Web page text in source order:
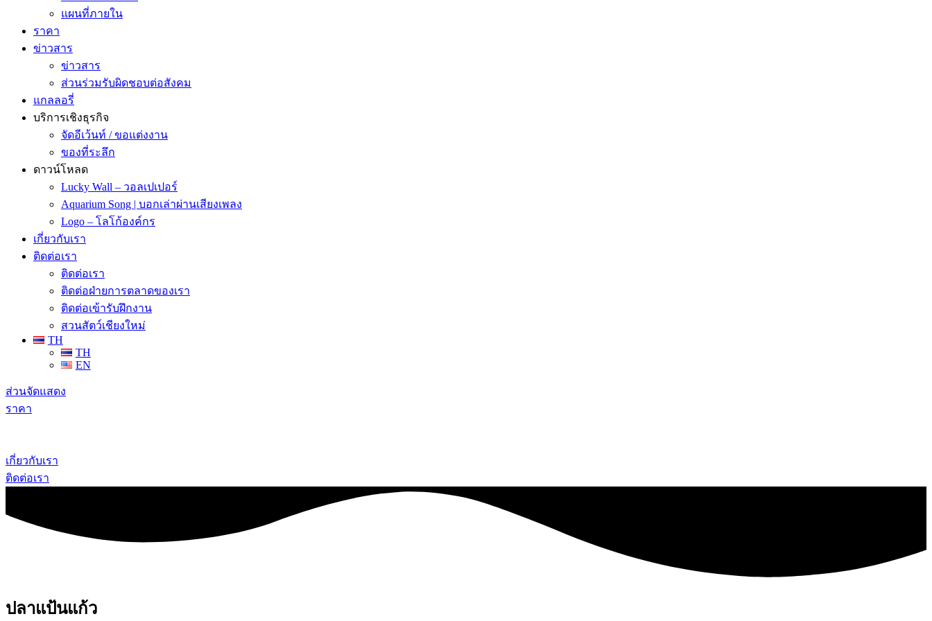
แผนที่ภายใน
ราคา
ข่าวสาร
ข่าวสาร
ส่วนร่วมรับผิดชอบต่อสังคม
แกลลอรี่
บริการเชิงธุรกิจ
จัดอีเว้นท์ / ขอแต่งงาน
ของที่ระลึก
ดาวน์โหลด
Lucky Wall – วอลเปเปอร์
Aquarium Song | บอกเล่าผ่านเสียงเพลง
Logo – โลโก้องค์กร
เกี่ยวกับเรา
ติดต่อเรา
ติดต่อเรา
ติดต่อฝ่ายการตลาดของเรา
ติดต่อเข้ารับฝึกงาน
สวนสัตว์เชียงใหม่
TH
TH
EN
ส่วนจัดแสดง
ราคา
เกี่ยวกับเรา
ติดต่อเรา
ปลาแป้นแก้ว